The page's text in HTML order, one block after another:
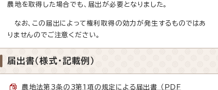
農地を取得した場合でも、届出が必要となりました。
なお、この届出によって権利取得の効力が発生するものではあ
りませんのでご注意ください。
届出書（様式・記載例）
農地法第3条の3第1項の規定による届出書 （PDF